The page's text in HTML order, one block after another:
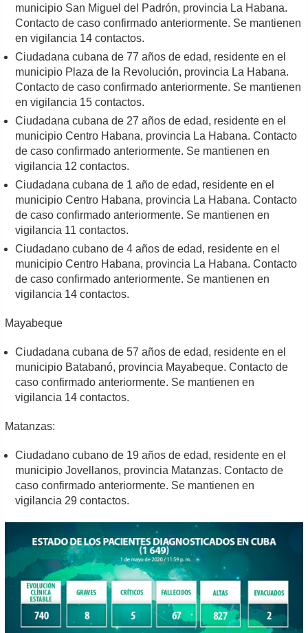
municipio San Miguel del Padrón, provincia La Habana.
Contacto de caso confirmado anteriormente. Se mantienen
en vigilancia 14 contactos.
Ciudadana cubana de 77 años de edad, residente en el
municipio Plaza de la Revolución, provincia La Habana.
Contacto de caso confirmado anteriormente. Se mantienen
en vigilancia 15 contactos.
Ciudadana cubana de 27 años de edad, residente en el
municipio Centro Habana, provincia La Habana. Contacto
de caso confirmado anteriormente. Se mantienen en
vigilancia 12 contactos.
Ciudadana cubana de 1 año de edad, residente en el
municipio Centro Habana, provincia La Habana. Contacto
de caso confirmado anteriormente. Se mantienen en
vigilancia 11 contactos.
Ciudadano cubano de 4 años de edad, residente en el
municipio Centro Habana, provincia La Habana. Contacto
de caso confirmado anteriormente. Se mantienen en
vigilancia 14 contactos.
Mayabeque
Ciudadana cubana de 57 años de edad, residente en el
municipio Batabanó, provincia Mayabeque. Contacto de
caso confirmado anteriormente. Se mantienen en
vigilancia 14 contactos.
Matanzas:
Ciudadano cubano de 19 años de edad, residente en el
municipio Jovellanos, provincia Matanzas. Contacto de
caso confirmado anteriormente. Se mantienen en
vigilancia 29 contactos.